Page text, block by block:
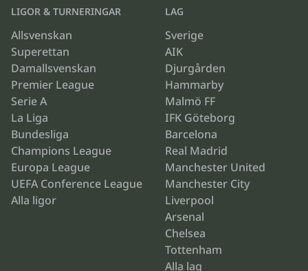
LIGOR & TURNERINGAR
Allsvenskan
Superettan
Damallsvenskan
Premier League
Serie A
La Liga
Bundesliga
Champions League
Europa League
UEFA Conference League
Alla ligor
LAG
Sverige
AIK
Djurgården
Hammarby
Malmö FF
IFK Göteborg
Barcelona
Real Madrid
Manchester United
Manchester City
Liverpool
Arsenal
Chelsea
Tottenham
Alla lag